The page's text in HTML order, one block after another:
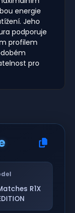
energie
Jeho
podporuje
profilem
pro
R1X